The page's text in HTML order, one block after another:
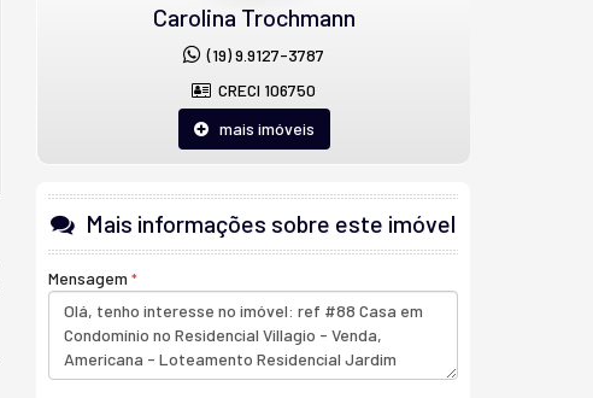
Carolina Trochmann
(19) 9.9127-3787
CRECI 106750
mais imóveis
Mais informações sobre este imóvel
Mensagem